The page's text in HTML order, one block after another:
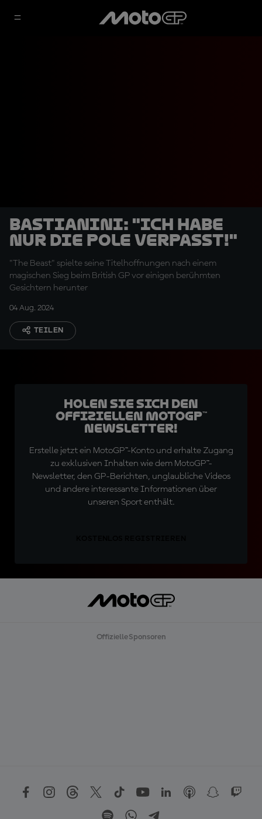
Bastianini: "Ich habe
nur die Pole verpasst!"
"The Beast" spielte seine Titelhoffnungen nach einem
magischen Sieg beim British GP vor einigen berühmten
Gesichtern herunter
04 Aug. 2024
TEILEN
Holen Sie sich den
offiziellen MotoGP™
Newsletter!
Erstelle jetzt ein MotoGP™-Konto und erhalte Zugang
zu exklusiven Inhalten wie dem MotoGP™-
Newsletter, den GP-Berichten, unglaubliche Videos
und andere interessante Informationen über
unseren Sport enthält.
Offizielle Sponsoren